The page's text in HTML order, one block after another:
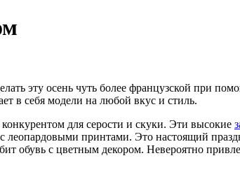
эту осень чуть более французской при
в себя модели на любой вкус и стиль.
для серости и скуки. Эти высокие
леопардовыми принтами. Это настоящий
обувь с цветным декором. Невероятно